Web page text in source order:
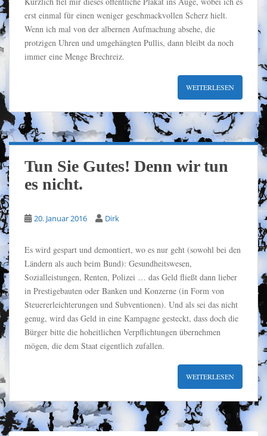
erst einmal für einen weniger geschmackvollen Scherz hielt.
Wenn ich mal von der albernen Aufmachung absehe, die
protzigen Uhren und umgehängten Pullis, dann bleibt da noch
immer eine Menge Brechreiz.
WEITERLESEN
Tun Sie Gutes! Denn wir tun
es nicht.
20. Januar 2016 Dirk
Es wird gespart und demontiert, wo es nur geht (sowohl bei den
Ländern als auch beim Bund): Gesundheitswesen,
Sozialleistungen, Renten, Polizei … das Geld fließt dann lieber
in Prestigebauten oder Banken und Konzerne (in Form von
Steuererleichterungen und Subventionen). Und als sei das nicht
genug, wird das Geld in eine Kampagne gesteckt, dass doch die
Bürger bitte die hoheitlichen Verpflichtungen übernehmen
mögen, die dem Staat eigentlich zufallen.
WEITERLESEN